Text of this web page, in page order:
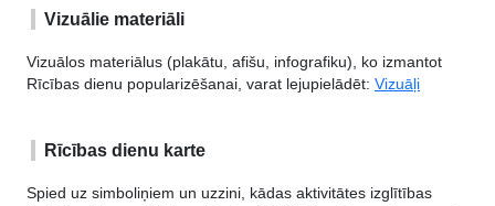
Vizuālie materiāli
Vizuālos materiālus (plakātu, afišu, infografiku), ko izmantot
Rīcības dienu popularizēšanai, varat lejupielādēt: Vizuāļi
Rīcības dienu karte
Spied uz simboliņiem un uzzini, kādas aktivitātes izglītības